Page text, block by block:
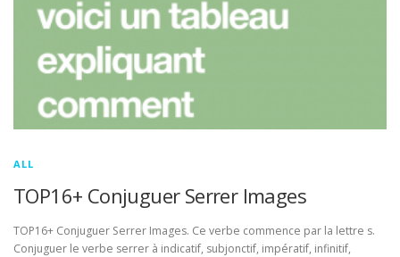
ALL
TOP16+ Conjuguer Serrer Images
TOP16+ Conjuguer Serrer Images. Ce verbe commence par la lettre s.
Conjuguer le verbe serrer à indicatif, subjonctif, impératif, infinitif,